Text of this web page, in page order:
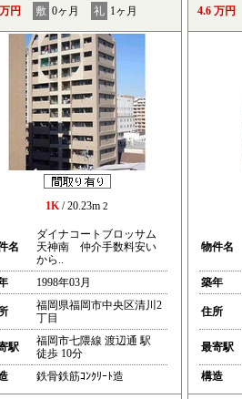
円 敷 0ヶ月 礼 1ヶ月
1K/ 20.23m 2
名
ダイナコートブロッサム
天神南 仲介手数料安い
から..
1998年03月
福岡県福岡市中央区清川2
丁目
駅
福岡市七隈線 渡辺通 駅
徒歩 10分
鉄骨鉄筋ｺﾝｸﾘｰﾄ造
4.6 万円
物件名
築年
住所
最寄駅
構造